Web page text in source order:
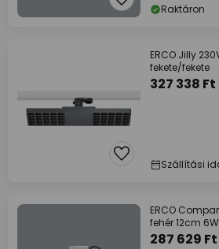
Raktáron
ERCO Jilly
fekete/fekete
327 338 Ft
Szállítási
ERCO
fehér 12cm
287 629 Ft